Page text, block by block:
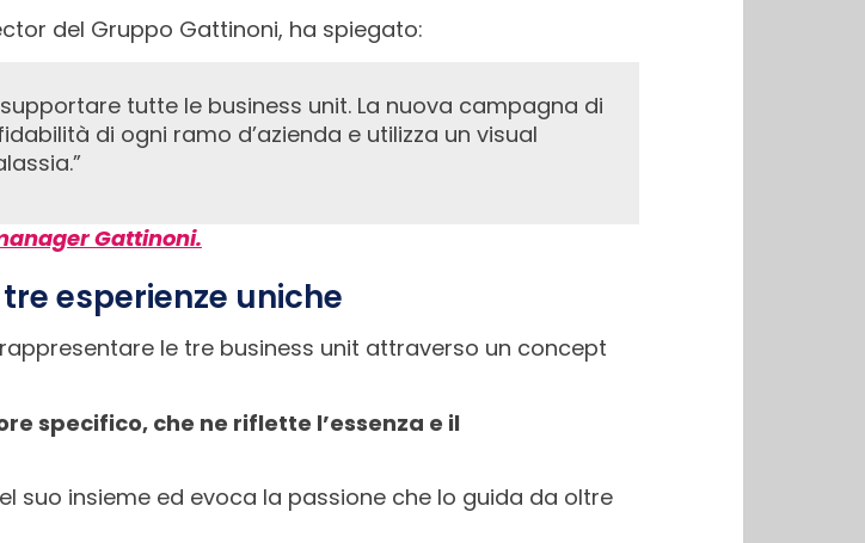
del Gruppo Gattinoni, ha spiegato:
di ogni ramo d’azienda e utilizza un visual
Gattinoni.
esperienze uniche
le tre business unit attraverso un concept
specifico, che ne riflette l’essenza e il
suo insieme ed evoca la passione che lo guida da oltre